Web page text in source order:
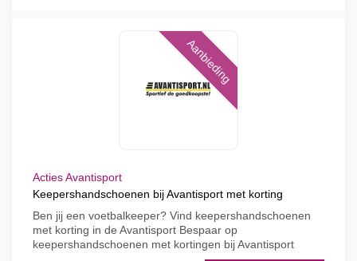
Aanbieding
Acties Avantisport
Keepershandschoenen bij Avantisport met korting
Ben jij een voetbalkeeper? Vind keepershandschoenen
met korting in de Avantisport Bespaar op
keepershandschoenen met kortingen bij Avantisport